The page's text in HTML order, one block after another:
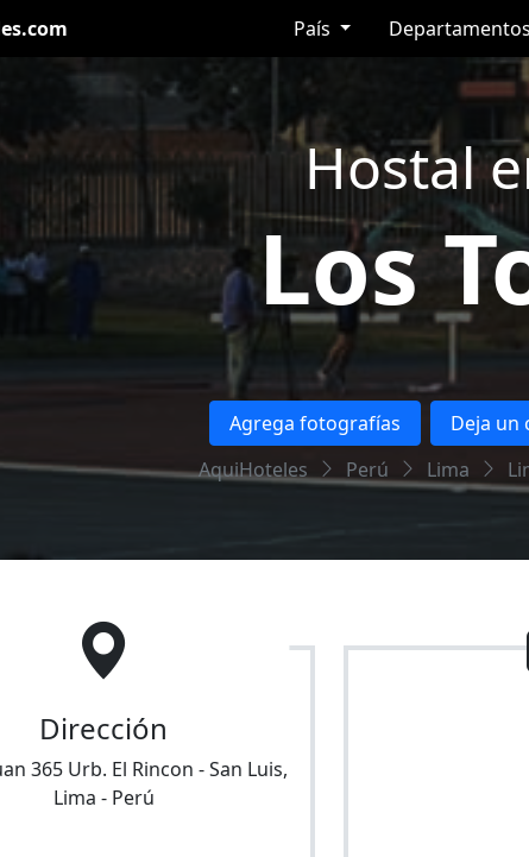
País Departamentos
Hostal
Los
Agrega fotografías Deja un
AquiHoteles
Perú Lima
Dirección
365 Urb. El Rincon -San Luis,
Lima - Perú